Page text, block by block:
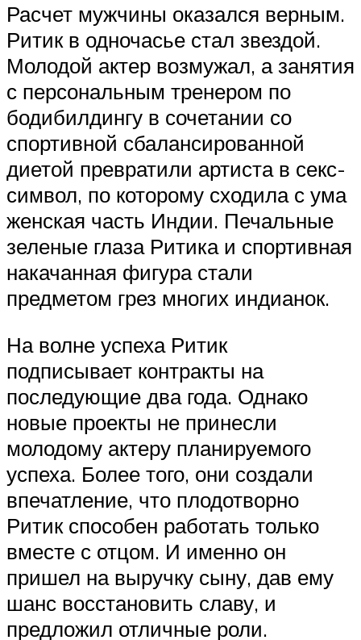
Расчет мужчины оказался верным.
Ритик в одночасье стал звездой.
Молодой актер возмужал, а занятия
с персональным тренером по
бодибилдингу в сочетании со
спортивной сбалансированной
диетой превратили артиста в секс-
символ, по которому сходила с ума
женская часть Индии. Печальные
зеленые глаза Ритика и спортивная
накачанная фигура стали
предметом грез многих индианок.
На волне успеха Ритик
подписывает контракты на
последующие два года. Однако
новые проекты не принесли
молодому актеру планируемого
успеха. Более того, они создали
впечатление, что плодотворно
Ритик способен работать только
вместе с отцом. И именно он
пришел на выручку сыну, дав ему
шанс восстановить славу, и
предложил отличные роли.